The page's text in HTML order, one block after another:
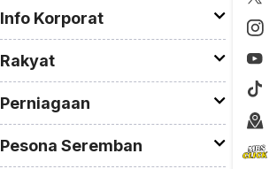
Info Korporat
Rakyat
Perniagaan
Pesona Seremban